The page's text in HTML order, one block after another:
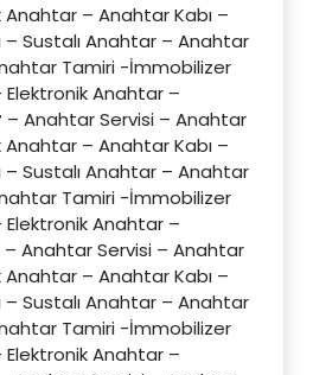
Anahtar – Anahtar Kabı –
Sustalı Anahtar – Anahtar
Tamiri -İmmobilizer
Anahtar –
– Anahtar Servisi – Anahtar
Anahtar – Anahtar Kabı –
Sustalı Anahtar – Anahtar
Tamiri -İmmobilizer
Anahtar –
– Anahtar Servisi – Anahtar
Anahtar – Anahtar Kabı –
Sustalı Anahtar – Anahtar
Tamiri -İmmobilizer
Anahtar –